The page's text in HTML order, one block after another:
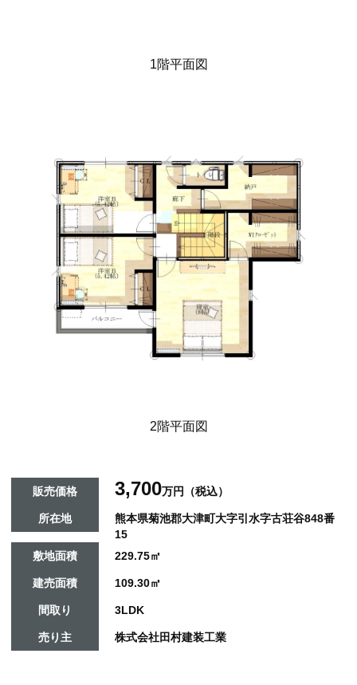
1階平面図
2階平面図
販売価格 3,700万円（税込）
所在地
熊本県菊池郡大津町大字引水字古荘谷848番
15
敷地面積
229.75㎡
建売面積 109.30㎡
間取り 3LDK
売り主 株式会社田村建装工業